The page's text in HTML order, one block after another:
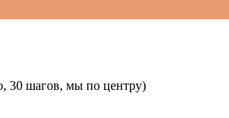
30 шагов, мы по центру)